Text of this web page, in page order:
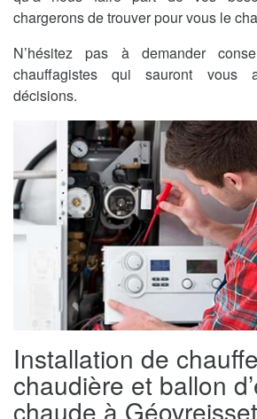
chargerons de trouver pour vous le
N’hésitez pas à demander
chauffagistes qui sauront vous
décisions.
Installation de
chaudière et ballon
chaude à